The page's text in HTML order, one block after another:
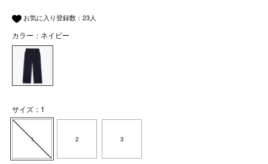
お気に入り登録数： 23人
カラー：ネイビー
サイズ：1
1 2 3